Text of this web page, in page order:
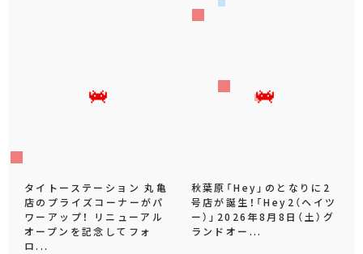
タイトーステーション 丸亀
店のプライズコーナーがパ
ワーアップ！ リニューアル
オープンを記念してフォ
ロ...
秋葉原「Hey」のとなりに2
号店が誕生！「Hey2（ヘイツ
ー）」2026年8月8日（土）グ
ランドオー...